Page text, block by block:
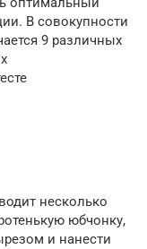
В совокупности
9 различных
несколько
юбчонку,
и нанести